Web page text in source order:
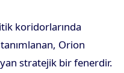
koridorlarında
Orion
stratejik bir fenerdir.